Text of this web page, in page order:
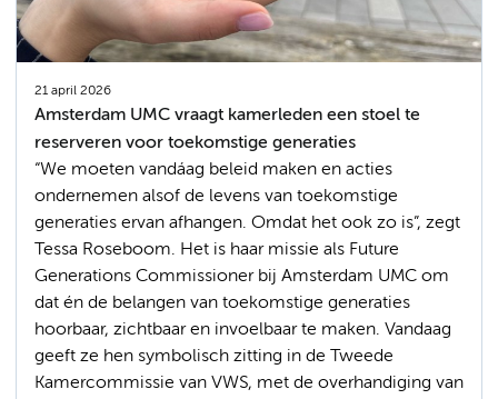
21 april 2026
Amsterdam UMC vraagt kamerleden een stoel te
reserveren voor toekomstige generaties
“We moeten vandáag beleid maken en acties
ondernemen alsof de levens van toekomstige
generaties ervan afhangen. Omdat het ook zo is”, zegt
Tessa Roseboom. Het is haar missie als Future
Generations Commissioner bij Amsterdam UMC om
dat én de belangen van toekomstige generaties
hoorbaar, zichtbaar en invoelbaar te maken. Vandaag
geeft ze hen symbolisch zitting in de Tweede
Kamercommissie van VWS, met de overhandiging van